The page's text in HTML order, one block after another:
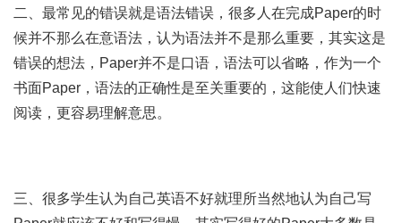
二、最常见的错误就是语法错误，很多人在完成Paper的时
候并不那么在意语法，认为语法并不是那么重要，其实这是
错误的想法，Paper并不是口语，语法可以省略，作为一个
书面Paper，语法的正确性是至关重要的，这能使人们快速
阅读，更容易理解意思。
三、很多学生认为自己英语不好就理所当然地认为自己写